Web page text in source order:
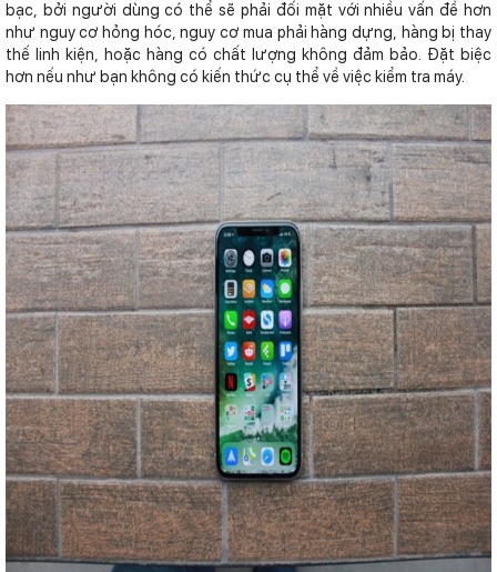
bạc, bởi người dùng có thể sẽ phải đối mặt với nhiều vấn đề hơn
như nguy cơ hỏng hóc, nguy cơ mua phải hàng dựng, hàng bị thay
thế linh kiện, hoặc hàng có chất lượng không đảm bảo. Đặt biệc
hơn nếu như bạn không có kiến thức cụ thể về việc kiểm tra máy.